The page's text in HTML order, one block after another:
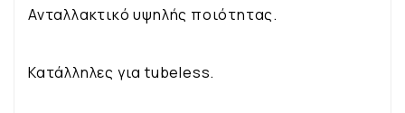
Ανταλλακτικό υψηλής ποιότητας.
Κατάλληλες για tubeless.